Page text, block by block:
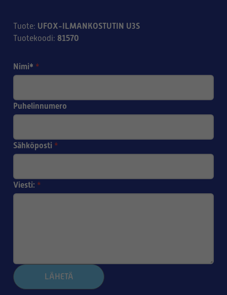
Tuote: UFOX-ILMANKOSTUTIN U3S
Tuotekoodi: 81570
Nimi* *
Puhelinnumero
Sähköposti *
Viesti: *
LÄHETÄ